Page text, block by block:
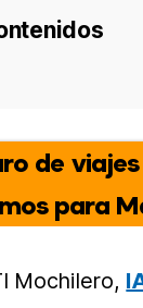
de
para
Mochilero,